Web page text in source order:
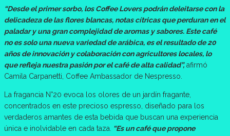
“Desde el primer sorbo, los Coffee Lovers podrán deleitarse con la
delicadeza de las flores blancas, notas cítricas que perduran en el
paladar y una gran complejidad de aromas y sabores. Este café
no es solo una nueva variedad de arábica, es el resultado de 20
años de innovación y colaboración con agricultores locales, lo
que refleja nuestra pasión por el café de alta calidad”,afirmó
Camila Carpanetti, Coffee Ambassador de Nespresso.
La fragancia N°20 evoca los olores de un jardín fragante,
concentrados en este precioso espresso, diseñado para los
verdaderos amantes de esta bebida que buscan una experiencia
única e inolvidable en cada taza. “Es un café que propone